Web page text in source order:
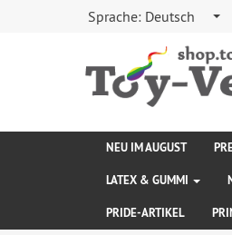
Sprache: Deutsch
NEU IM AUGUST
LATEX & GUMMI
PRIDE-ARTIKEL